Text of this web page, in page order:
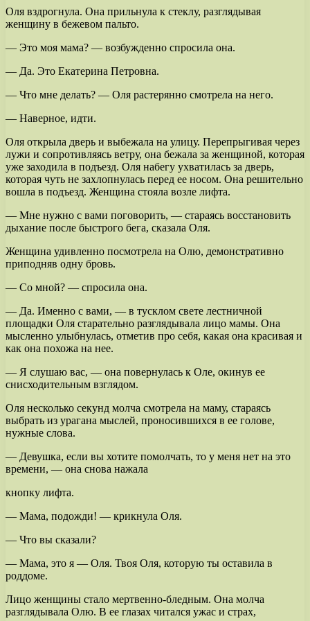
Оля вздрогнула. Она прильнула к стеклу, разглядывая
женщину в бежевом пальто.
— Это моя мама? — возбужденно спросила она.
— Да. Это Екатерина Петровна.
— Что мне делать? — Оля растерянно смотрела на него.
— Наверное, идти.
Оля открыла дверь и выбежала на улицу. Перепрыгивая через
лужи и сопротивляясь ветру, она бежала за женщиной, которая
уже заходила в подъезд. Оля набегу ухватилась за дверь,
которая чуть не захлопнулась перед ее носом. Она решительно
вошла в подъезд. Женщина стояла возле лифта.
— Мне нужно с вами поговорить, — стараясь восстановить
дыхание после быстрого бега, сказала Оля.
Женщина удивленно посмотрела на Олю, демонстративно
приподняв одну бровь.
— Со мной? — спросила она.
— Да. Именно с вами, — в тусклом свете лестничной
площадки Оля старательно разглядывала лицо мамы. Она
мысленно улыбнулась, отметив про себя, какая она красивая и
как она похожа на нее.
— Я слушаю вас, — она повернулась к Оле, окинув ее
снисходительным взглядом.
Оля несколько секунд молча смотрела на маму, стараясь
выбрать из урагана мыслей, проносившихся в ее голове,
нужные слова.
— Девушка, если вы хотите помолчать, то у меня нет на это
времени, — она снова нажала
кнопку лифта.
— Мама, подожди! — крикнула Оля.
— Что вы сказали?
— Мама, это я — Оля. Твоя Оля, которую ты оставила в
роддоме.
Лицо женщины стало мертвенно-бледным. Она молча
разглядывала Олю. В ее глазах читался ужас и страх,